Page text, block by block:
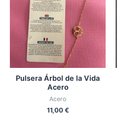
Pulsera Árbol de la Vida
Acero
Acero
11,00€
Las
se